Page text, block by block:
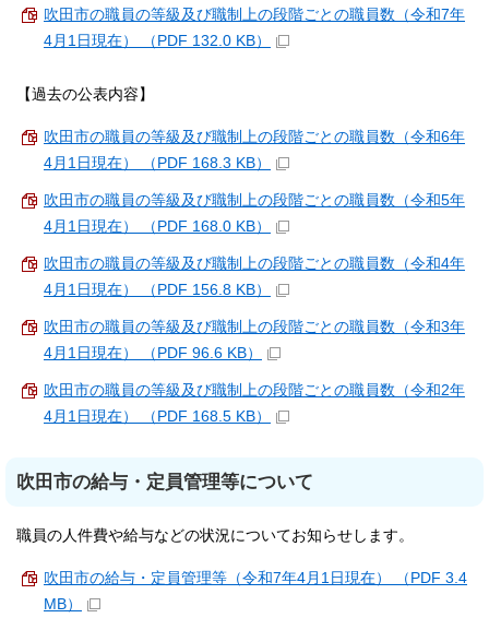
吹田市の職員の等級及び職制上の段階ごとの職員数（令和7年
4月1日現在） （PDF 132.0 KB）
【過去の公表内容】
吹田市の職員の等級及び職制上の段階ごとの職員数（令和6年
4月1日現在） （PDF 168.3 KB）
吹田市の職員の等級及び職制上の段階ごとの職員数（令和5年
4月1日現在） （PDF 168.0 KB）
吹田市の職員の等級及び職制上の段階ごとの職員数（令和4年
4月1日現在） （PDF 156.8 KB）
吹田市の職員の等級及び職制上の段階ごとの職員数（令和3年
4月1日現在） （PDF 96.6 KB）
吹田市の職員の等級及び職制上の段階ごとの職員数（令和2年
4月1日現在） （PDF 168.5 KB）
吹田市の給与・定員管理等について
職員の人件費や給与などの状況についてお知らせします。
吹田市の給与・定員管理等（令和7年4月1日現在） （PDF 3.4
MB）